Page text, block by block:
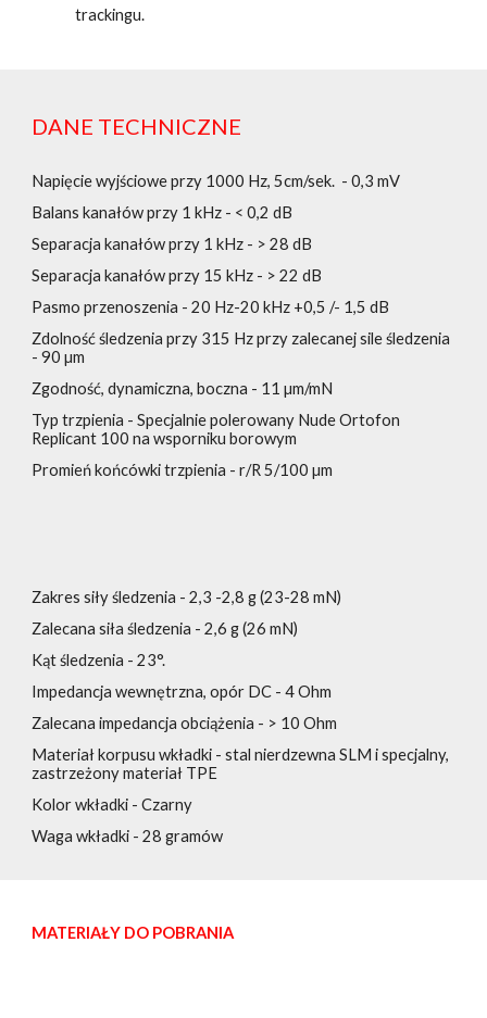
trackingu.
DANE TECHNICZNE
Napięcie wyjściowe przy 1000 Hz, 5cm/sek. - 0,3 mV
Balans kanałów przy 1 kHz - < 0,2 dB
Separacja kanałów przy 1 kHz - > 28 dB
Separacja kanałów przy 15 kHz - > 22 dB
Pasmo przenoszenia - 20 Hz-20 kHz +0,5 /- 1,5 dB
Zdolność śledzenia przy 315 Hz przy zalecanej sile śledzenia
- 90 µm
Zgodność, dynamiczna, boczna - 11 µm/mN
Typ trzpienia - Specjalnie polerowany Nude Ortofon
Replicant 100 na wsporniku borowym
Promień końcówki trzpienia - r/R 5/100 µm
Zakres siły śledzenia - 2,3 -2,8 g (23-28 mN)
Zalecana siła śledzenia - 2,6 g (26 mN)
Kąt śledzenia - 23°.
Impedancja wewnętrzna, opór DC - 4 Ohm
Zalecana impedancja obciążenia - > 10 Ohm
Materiał korpusu wkładki - stal nierdzewna SLM i specjalny,
zastrzeżony materiał TPE
Kolor wkładki - Czarny
Waga wkładki - 28 gramów
MATERIAŁY DO POBRANIA